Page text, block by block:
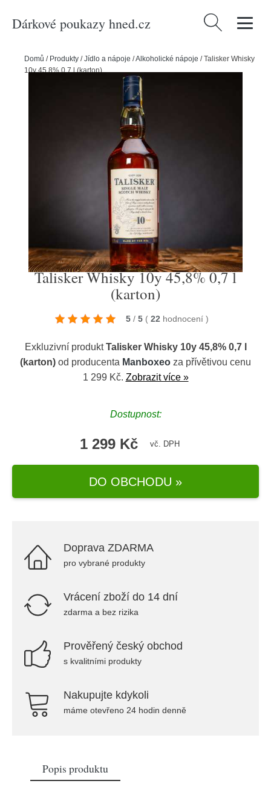
Dárkové poukazy hned.cz Vyhledávání
Domů / Produkty /Jídlo a nápoje /Alkoholické nápoje /Talisker Whisky
10y 45,8% 0,7 l (karton)
Talisker Whisky 10y 45,8% 0,7 l
(karton)
5 / 5 ( 22 hodnocení )
Exkluzivní produktTalisker Whisky 10y 45,8% 0,7 l
(karton) od producenta Manboxeo za přívětivou cenu
1 299 Kč. Zobrazit více »
Dostupnost:
1 299 Kč vč. DPH
DO OBCHODU »
Doprava ZDARMA
pro vybrané produkty
Vrácení zboží do 14 dní
zdarma a bez rizika
Prověřený český obchod
s kvalitními produkty
Nakupujte kdykoli
máme otevřeno 24 hodin denně
Popis produktu